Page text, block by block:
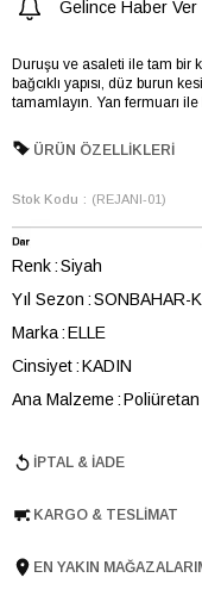
Gelince Haber Ver
Duruşu ve asaleti ile tam bir
bağcıklı yapısı, düz burun
tamamlayın. Yan fermuarı
ÜRÜN ÖZELLIKLERI
Stok Kodu (REJANI-01)
Renk Siyah
Yıl Sezon SONBAHAR-
Marka ELLE
Cinsiyet KADIN
Ana Malzeme Poliüretan
Topuk Boyu 7 cm
Tema Romantic
İPTAL & İADE
KARGO & TESLIMAT
EN YAKIN